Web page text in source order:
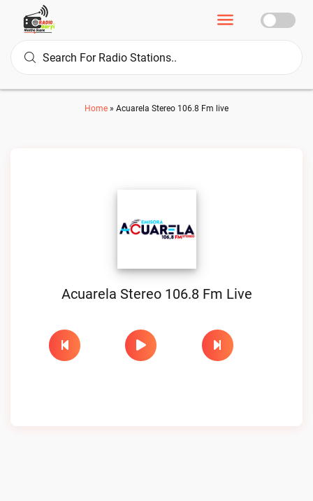
Home » Acuarela Stereo 106.8 Fm live
Acuarela Stereo 106.8 Fm Live